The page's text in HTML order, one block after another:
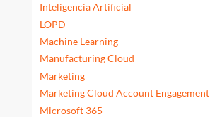
Inteligencia Artificial
LOPD
Machine Learning
Manufacturing Cloud
Marketing
Marketing Cloud Account Engagement
Microsoft 365